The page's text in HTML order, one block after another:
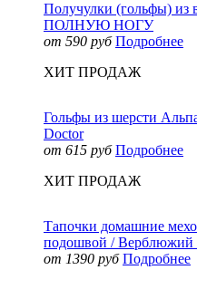
Получулки (гольфы) из
ПОЛНУЮ НОГУ
от 590 руб Подробнее
ХИТ ПРОДАЖ
Гольфы из шерсти
Doctor
от 615 руб Подробнее
ХИТ ПРОДАЖ
Тапочки домашние
подошвой / Верблюжий
от 1390 руб Подробнее